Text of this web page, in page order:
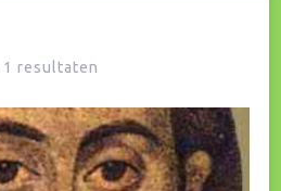
1 resultaten